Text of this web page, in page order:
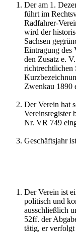
Der am 1.
führt im
Radfahrer-
wird der
Sachsen
Eintragung des
den Zusatz e.
richtrechtlichen
Zwenkau 1890
Der Verein hat
Vereinsregister
Nr. VR 749
Geschäftsjahr
Der Verein ist
politisch und
ausschließlich
52ff. der
tätig, er